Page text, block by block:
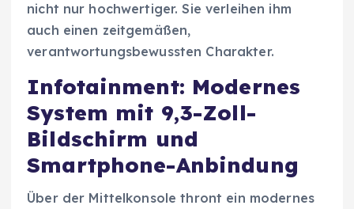
nicht nur hochwertiger. Sie verleihen ihm
auch einen zeitgemäßen,
verantwortungsbewussten Charakter.
Infotainment: Modernes
System mit 9,3-Zoll-
Bildschirm und
Smartphone-Anbindung
Über der Mittelkonsole thront ein modernes